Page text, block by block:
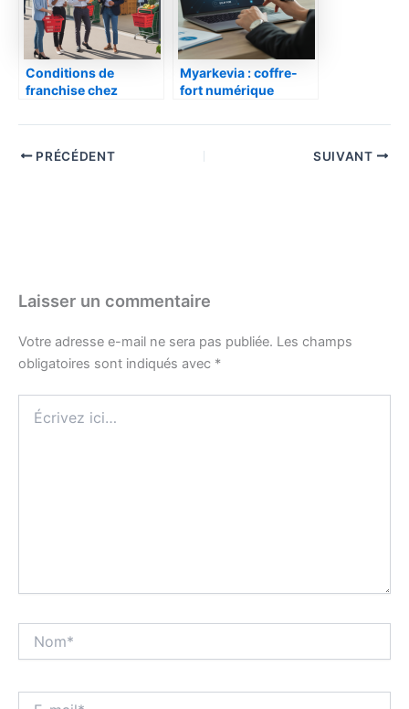
Conditions de
franchise chez
les futurs franchisés
Myarkevia : coffre-
fort numérique
documents
PRÉCÉDENT SUIVANT
Laisser un commentaire
Votre adresse e-mail ne sera pas publiée. Les champs
obligatoires sont indiqués avec *
ici…